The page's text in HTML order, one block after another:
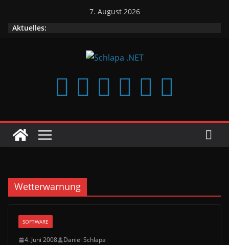
7. August 2026
Aktuelles:
Wetterwarnung
SOFTWARE
4. Juni 2008 Daniel Schlapa